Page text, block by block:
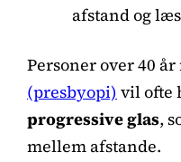
afstand og
Personer over 40 år
(presbyopi) vil ofte
progressive glas,
mellem afstande.